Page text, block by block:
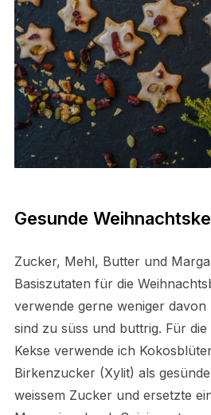
Gesunde
Zucker, Mehl, Butter und
Basiszutaten für die
verwende gerne weniger davon
sind zu süss und buttrig. Für
Kekse verwende ich
Birkenzucker (Xylit) als
weissem Zucker und ersetzte